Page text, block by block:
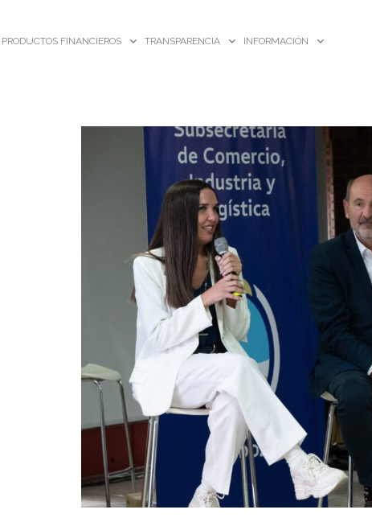
PRODUCTOS FINANCIEROS TRANSPARENCIA INFORMACIÓN